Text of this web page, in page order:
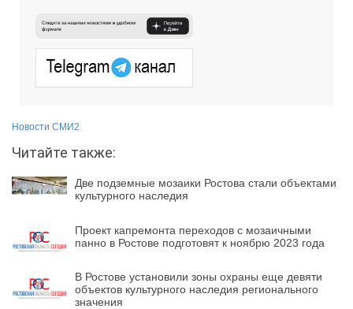
Новости СМИ2
Читайте также:
Две подземные мозаики Ростова стали объектами
культурного наследия
Проект капремонта переходов с мозаичными
панно в Ростове подготовят к ноябрю 2023 года
В Ростове установили зоны охраны еще девяти
объектов культурного наследия регионального
значения